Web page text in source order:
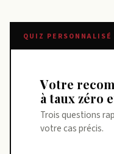
QUIZ PERSONNALISÉ
Votre recommandation sur prêt
à taux zéro
Trois questions
votre cas précis.